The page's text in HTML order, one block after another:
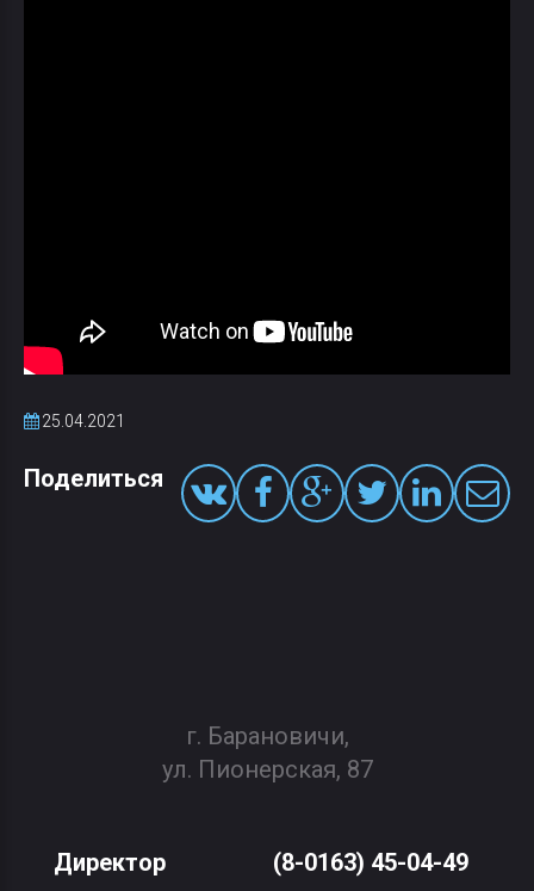
25.04.2021
Поделиться
г. Барановичи,
ул. Пионерская, 87
Директор (8-0163) 45-04-49